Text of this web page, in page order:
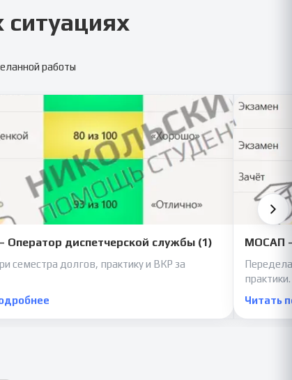
работы
диспетчерской службы (1)
семестра долгов, практику и ВКР за
МОСАП
практики.
Читать